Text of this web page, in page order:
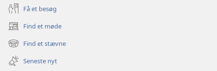
Få et besøg
Find et møde
(åbner
nyt
vindue)
Find et stævne
(åbner
nyt
vindue)
Seneste nyt